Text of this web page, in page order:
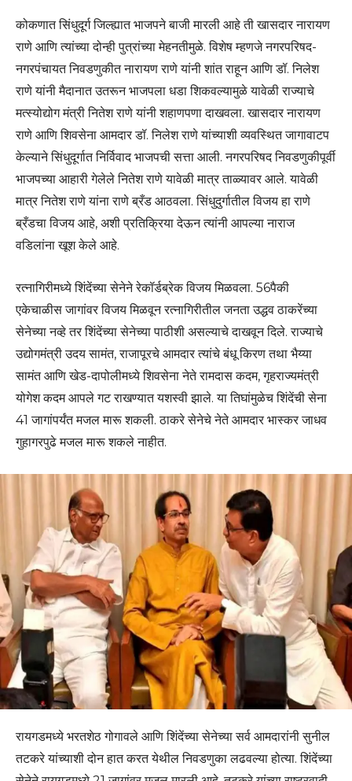
कोकणात सिंधुदूर्ग जिल्ह्यात भाजपने बाजी मारली आहे ती खासदार नारायण
राणे आणि त्यांच्या दोन्ही पुत्रांच्या मेहनतीमुळे. विशेष म्हणजे नगरपरिषद-
नगरपंचायत निवडणुकीत नारायण राणे यांनी शांत राहून आणि डॉ. निलेश
राणे यांनी मैदानात उतरून भाजपला धडा शिकवल्यामुळे यावेळी राज्याचे
मत्स्योद्योग मंत्री नितेश राणे यांनी शहाणपणा दाखवला. खासदार नारायण
राणे आणि शिवसेना आमदार डॉ. निलेश राणे यांच्याशी व्यवस्थित जागावाटप
केल्याने सिंधुदूर्गात निर्विवाद भाजपची सत्ता आली. नगरपरिषद निवडणुकीपूर्वी
भाजपच्या आहारी गेलेले नितेश राणे यावेळी मात्र ताळ्यावर आले. यावेळी
मात्र नितेश राणे यांना राणे ब्रँड आठवला. सिंधुदुर्गातील विजय हा राणे
ब्रँडचा विजय आहे, अशी प्रतिक्रिया देऊन त्यांनी आपल्या नाराज
वडिलांना खूश केले आहे.
रत्नागिरीमध्ये शिंदेंच्या सेनेने रेकॉर्डब्रेक विजय मिळवला. 56पैकी
एकेचाळीस जागांवर विजय मिळवून रत्नागिरीतील जनता उद्धव ठाकरेंच्या
सेनेच्या नव्हे तर शिंदेंच्या सेनेच्या पाठीशी असल्याचे दाखवून दिले. राज्याचे
उद्योगमंत्री उदय सामंत, राजापूरचे आमदार त्यांचे बंधू किरण तथा भैय्या
सामंत आणि खेड-दापोलीमध्ये शिवसेना नेते रामदास कदम, गृहराज्यमंत्री
योगेश कदम आपले गट राखण्यात यशस्वी झाले. या तिघांमुळेच शिंदेंची सेना
41 जागांपर्यंत मजल मारू शकली. ठाकरे सेनेचे नेते आमदार भास्कर जाधव
गुहागरपुढे मजल मारू शकले नाहीत.
रायगडमध्ये भरतशेठ गोगावले आणि शिंदेंच्या सेनेच्या सर्व आमदारांनी सुनील
तटकरे यांच्याशी दोन हात करत येथील निवडणुका लढवल्या होत्या. शिंदेंच्या